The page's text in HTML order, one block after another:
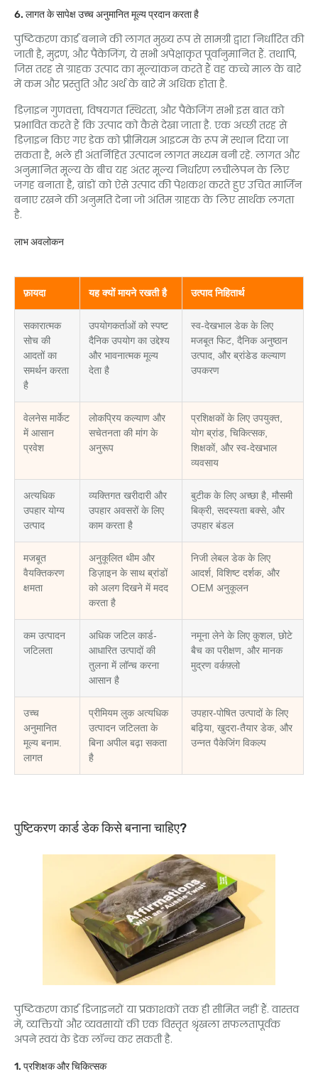
6. लागत के सापेक्ष उच्च अनुमानित मूल्य प्रदान करता है
पुष्टिकरण कार्ड बनाने की लागत मुख्य रूप से सामग्री द्वारा निर्धारित की
जाती है, मुद्रण, और पैकेजिंग, ये सभी अपेक्षाकृत पूर्वानुमानित हैं. तथापि,
जिस तरह से ग्राहक उत्पाद का मूल्यांकन करते हैं वह कच्चे माल के बारे
में कम और प्रस्तुति और अर्थ के बारे में अधिक होता है.
डिज़ाइन गुणवत्ता, विषयगत स्थिरता, और पैकेजिंग सभी इस बात को
प्रभावित करते हैं कि उत्पाद को कैसे देखा जाता है. एक अच्छी तरह से
डिज़ाइन किए गए डेक को प्रीमियम आइटम के रूप में स्थान दिया जा
सकता है, भले ही अंतर्निहित उत्पादन लागत मध्यम बनी रहे. लागत और
अनुमानित मूल्य के बीच यह अंतर मूल्य निर्धारण लचीलेपन के लिए
जगह बनाता है, ब्रांडों को ऐसे उत्पाद की पेशकश करते हुए उचित मार्जिन
बनाए रखने की अनुमति देना जो अंतिम ग्राहक के लिए सार्थक लगता
है.
लाभ अवलोकन
फ़ायदा यह क्यों मायने रखती है उत्पाद निहितार्थ
सकारात्मक
सोच की
आदतों का
समर्थन करता
है
उपयोगकर्ताओं को स्पष्ट
दैनिक उपयोग का उद्देश्य
और भावनात्मक मूल्य
देता है
स्व-देखभाल डेक के लिए
मजबूत फिट, दैनिक अनुष्ठान
उत्पाद, और ब्रांडेड कल्याण
उपकरण
वेलनेस मार्केट
में आसान
प्रवेश
लोकप्रिय कल्याण और
सचेतनता की मांग के
अनुरूप
प्रशिक्षकों के लिए उपयुक्त,
योग ब्रांड, चिकित्सक,
शिक्षकों, और स्व-देखभाल
व्यवसाय
अत्यधिक
उपहार योग्य
उत्पाद
व्यक्तिगत खरीदारी और
उपहार अवसरों के लिए
काम करता है
बुटीक के लिए अच्छा है, मौसमी
बिक्री, सदस्यता बक्से, और
उपहार बंडल
मजबूत
वैयक्तिकरण
क्षमता
अनुकूलित थीम और
डिज़ाइन के साथ ब्रांडों
को अलग दिखने में मदद
करता है
निजी लेबल डेक के लिए
आदर्श, विशिष्ट दर्शक, और
OEM अनुकूलन
कम उत्पादन
जटिलता
अधिक जटिल कार्ड-
आधारित उत्पादों की
तुलना में लॉन्च करना
आसान है
नमूना लेने के लिए कुशल, छोटे
बैच का परीक्षण, और मानक
मुद्रण वर्कफ़्लो
उच्च
अनुमानित
मूल्य बनाम.
लागत
प्रीमियम लुक अत्यधिक
उत्पादन जटिलता के
बिना अपील बढ़ा सकता
है
उपहार-पोषित उत्पादों के लिए
बढ़िया, खुदरा-तैयार डेक, और
उन्नत पैकेजिंग विकल्प
पुष्टिकरण कार्ड डेक किसे बनाना चाहिए?
पुष्टिकरण कार्ड डिजाइनरों या प्रकाशकों तक ही सीमित नहीं हैं. वास्तव
में, व्यक्तियों और व्यवसायों की एक विस्तृत श्रृंखला सफलतापूर्वक
अपने स्वयं के डेक लॉन्च कर सकती है.
1. प्रशिक्षक और चिकित्सक